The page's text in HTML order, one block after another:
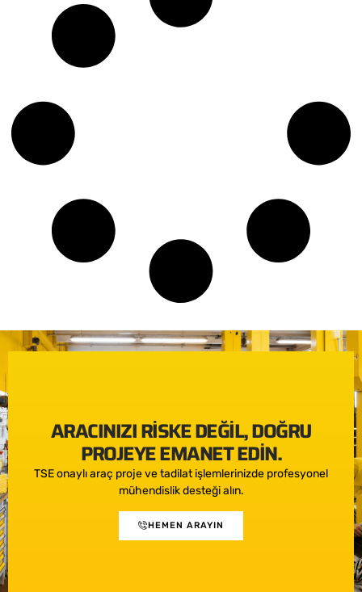
ARACINIZI RISKE DEĞIL, DOĞRU
PROJEYE EMANET EDIN.
TSE onaylı araç proje ve tadilat işlemlerinizde profesyonel
mühendislik desteği alın.
HEMEN ARAYIN